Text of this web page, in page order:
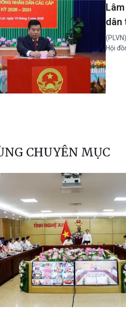
dân
Hội
CHUYÊN MỤC